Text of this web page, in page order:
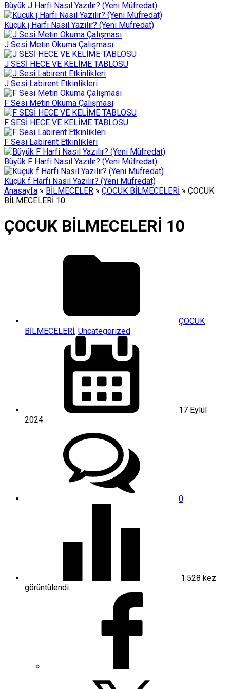
Büyük J Harfi Nasıl Yazılır? (Yeni Müfredat)
Küçük j Harfi Nasıl Yazılır? (Yeni Müfredat)
J Sesi Metin Okuma Çalışması
J SESİ HECE VE KELİME TABLOSU
J Sesi Labirent Etkinlikleri
F Sesi Metin Okuma Çalışması
F SESİ HECE VE KELİME TABLOSU
F Sesi Labirent Etkinlikleri
Büyük F Harfi Nasıl Yazılır? (Yeni Müfredat)
Küçük f Harfi Nasıl Yazılır? (Yeni Müfredat)
Anasayfa » BİLMECELER » ÇOCUK BİLMECELERİ » ÇOCUK
BİLMECELERİ 10
ÇOCUK BİLMECELERİ 10
ÇOCUK
BİLMECELERİ, Uncategorized
17 Eylül
2024
0
1.528 kez
görüntülendi.